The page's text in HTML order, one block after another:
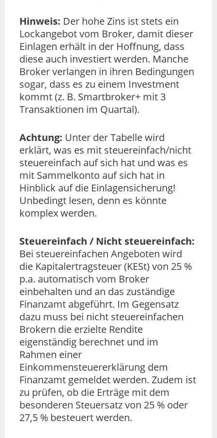
Hinweis: Der hohe Zins ist stets ein
Lockangebot vom Broker, damit dieser
Einlagen erhält in der Hoffnung, dass
diese auch investiert werden. Manche
Broker verlangen in ihren Bedingungen
sogar, dass es zu einem Investment
kommt (z. B. Smartbroker+ mit 3
Transaktionen im Quartal).
Achtung: Unter der Tabelle wird
erklärt, was es mit steuereinfach/nicht
steuereinfach auf sich hat und was es
mit Sammelkonto auf sich hat in
Hinblick auf die Einlagensicherung!
Unbedingt lesen, denn es könnte
komplex werden.
Steuereinfach / Nicht steuereinfach:
Bei steuereinfachen Angeboten wird
die Kapitalertragsteuer (KESt) von 25 %
p.a. automatisch vom Broker
einbehalten und an das zuständige
Finanzamt abgeführt. Im Gegensatz
dazu muss bei nicht steuereinfachen
Brokern die erzielte Rendite
eigenständig berechnet und im
Rahmen einer
Einkommensteuererklärung dem
Finanzamt gemeldet werden. Zudem ist
zu prüfen, ob die Erträge mit dem
besonderen Steuersatz von 25 % oder
27,5 % besteuert werden.